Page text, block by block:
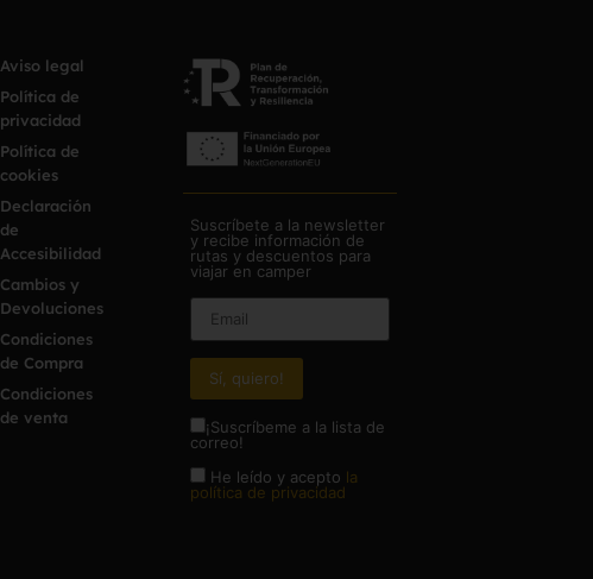
Aviso legal
Política de
privacidad
Política de
cookies
Declaración
de
Accesibilidad
Cambios y
Devoluciones
Condiciones
de Compra
Condiciones
de venta
Suscríbete a la newsletter
y recibe información de
rutas y descuentos para
viajar en camper
¡Suscríbeme a la lista de
correo!
He leído y acepto la
política de privacidad